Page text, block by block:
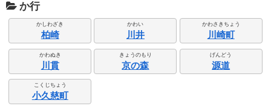
か行
かしわざき
柏崎
かわい
川井
かわさきちょう
川崎町
かわぬき
川貫
きょうのもり
京の森
げんどう
源道
こくじちょう
小久慈町